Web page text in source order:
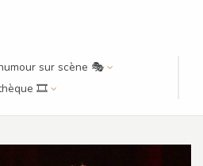
sur scène 🎭
🎞️
mois – Juillet